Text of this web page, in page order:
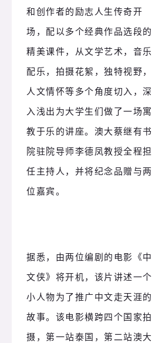
和创作者的励志人生传奇开
场，配以多个经典作品选段的
精美课件，从文学艺术，音乐
配乐，拍摄花絮，独特视野，
人文情怀等多个角度切入，深
入浅出为大学生们做了一场寓
教于乐的讲座。澳大蔡继有书
院驻院导师李德凤教授全程担
任主持人，并将纪念品赠与两
位嘉宾。
据悉，由两位编剧的电影《中
文侠》将开机，该片讲述一个
小人物为了推广中文走天涯的
故事。该电影横跨四个国家拍
摄，第一站泰国，第二站澳大